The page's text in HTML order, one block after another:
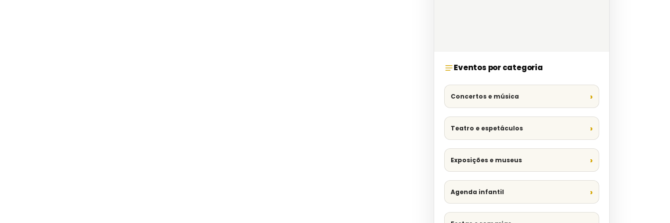
Eventos por categoria
Concertos e música
Teatro e espetáculos
Exposições e museus
Agenda infantil